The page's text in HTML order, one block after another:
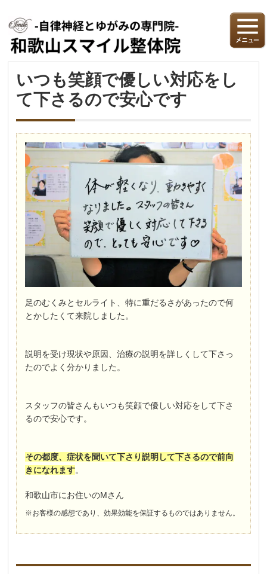
いつも笑顔で優しい対応をし
て下さるので安心です
足のむくみとセルライト、特に重だるさがあったので何
とかしたくて来院しました。
説明を受け現状や原因、治療の説明を詳しくして下さっ
たのでよく分かりました。
スタッフの皆さんもいつも笑顔で優しい対応をして下さ
るので安心です。
その都度、症状を聞いて下さり説明して下さるので前向
きになれます。
和歌山市にお住いのMさん
※お客様の感想であり、効果効能を保証するものではありません。